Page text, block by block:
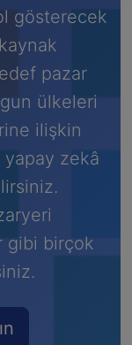
gösterecek
pazar
ülkeleri
ilişkin
zekâ
gibi birçok